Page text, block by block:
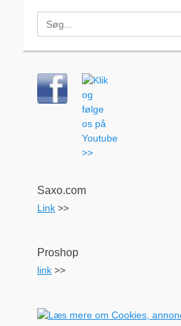
Search
for:
Saxo.com
Link >>
Proshop
link >>